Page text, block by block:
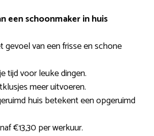
een schoonmaker in huis
gevoel van een frisse en schone
tijd voor leuke dingen.
meer uitvoeren.
huis betekent een opgeruimd
€13,30 per werkuur.